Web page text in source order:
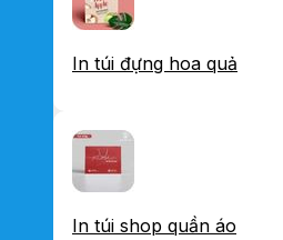
In túi đựng hoa quả
In túi shop quần áo